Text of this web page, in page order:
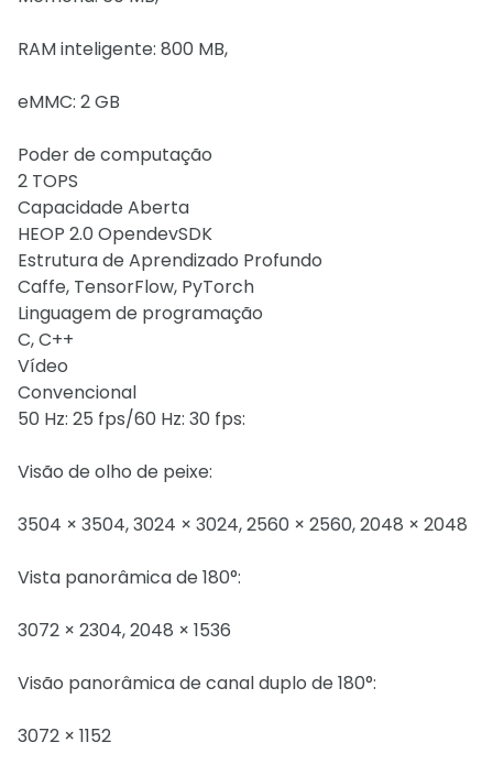
RAM inteligente: 800 MB,
eMMC: 2 GB
Poder de computação
2 TOPS
Capacidade Aberta
HEOP 2.0 OpendevSDK
Estrutura de Aprendizado Profundo
Caffe, TensorFlow, PyTorch
Linguagem de programação
C, C++
Vídeo
Convencional
50 Hz: 25 fps/60 Hz: 30 fps:
Visão de olho de peixe:
3504 × 3504, 3024 × 3024, 2560 × 2560, 2048 × 2048
Vista panorâmica de 180°:
3072 × 2304, 2048 × 1536
Visão panorâmica de canal duplo de 180°:
3072 × 1152